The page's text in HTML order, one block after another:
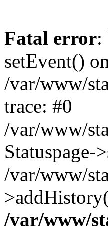
Fatal error:
setEvent()
/var/www/
trace: #0
/var/www/
Statuspage-
/var/www/
/var/www/